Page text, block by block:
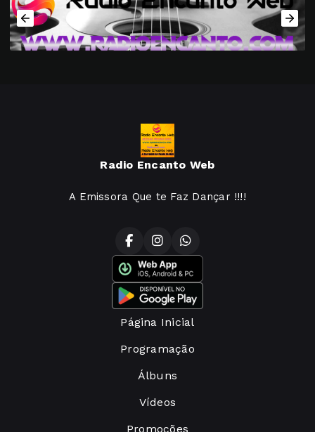
Radio Encanto Web
A Emissora Que te Faz Dançar !!!!
Página Inicial
Programação
Álbuns
Vídeos
Promoções